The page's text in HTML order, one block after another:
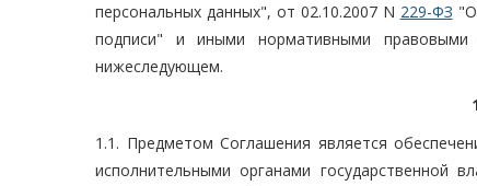
персональных данных", от 02.10.2007 N 229-ФЗ
подписи" и иными нормативными правовыми
нижеследующем.
1.1. Предметом Соглашения является
исполнительными органами государственной